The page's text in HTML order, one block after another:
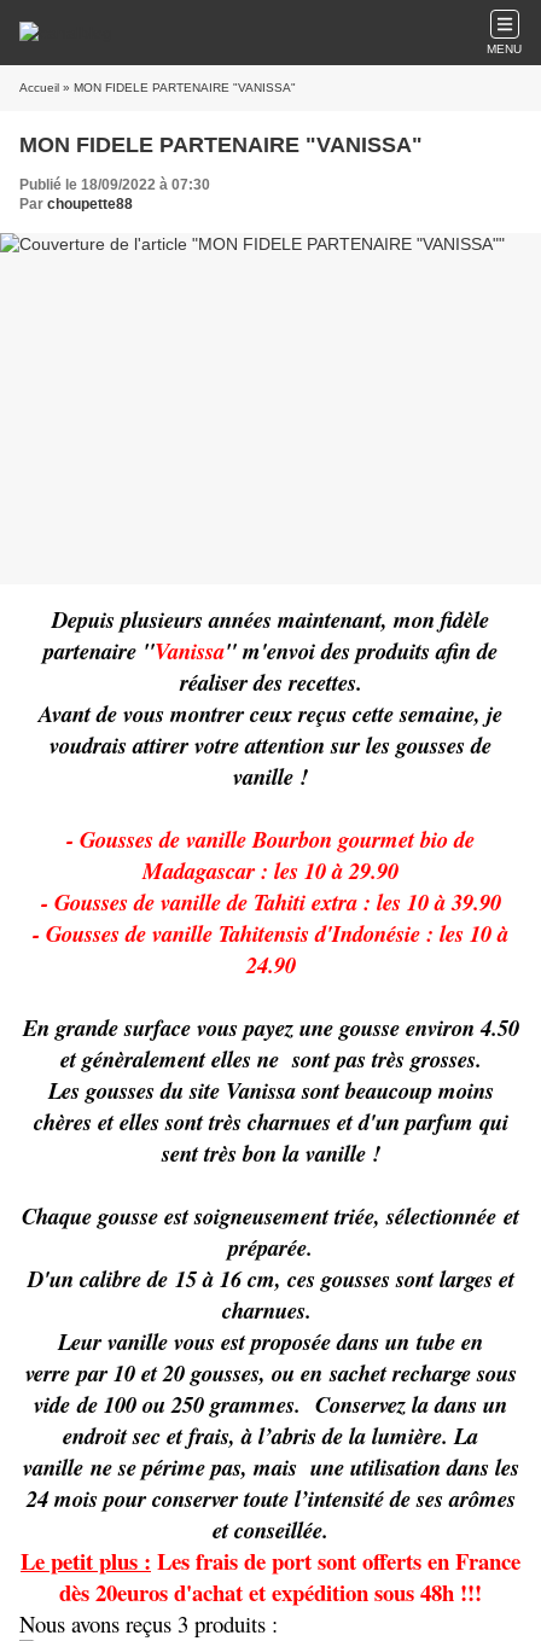
MENU
Accueil » MON FIDELE PARTENAIRE "VANISSA"
MON FIDELE PARTENAIRE "VANISSA"
Publié le 18/09/2022 à 07:30
Par choupette88
Depuis plusieurs années maintenant, mon fidèle
partenaire "Vanissa" m'envoi des produits afin de
réaliser des recettes.
Avant de vous montrer ceux reçus cette semaine, je
voudrais attirer votre attention sur les gousses de
vanille !
- Gousses de vanille Bourbon gourmet bio de
Madagascar : les 10 à 29.90
- Gousses de vanille de Tahiti extra : les 10 à 39.90
- Gousses de vanille Tahitensis d'Indonésie : les 10 à
24.90
En grande surface vous payez une gousse environ 4.50
et génèralement elles ne sont pas très grosses.
Les gousses du site Vanissa sont beaucoup moins
chères et elles sont très charnues et d'un parfum qui
sent très bon la vanille !
Chaque gousse est soigneusement triée, sélectionnée et
préparée.
D'un calibre de 15 à 16 cm, ces gousses sont larges et
charnues.
Leur vanille vous est proposée dans untube en
verrepar 10 et 20 gousses, ou ensachet recharge sous
videde 100 ou 250 grammes. Conservez la dans un
endroit sec et frais, à l’abris de la lumière. La
vanille ne se périme pas, mais une utilisation dans les
24 mois pour conserver toute l’intensité de ses arômes
et conseillée.
Le petit plus : Les frais de port sont offerts en France
dès 20euros d'achat et expédition sous 48h !!!
Nous avons reçus 3 produits :